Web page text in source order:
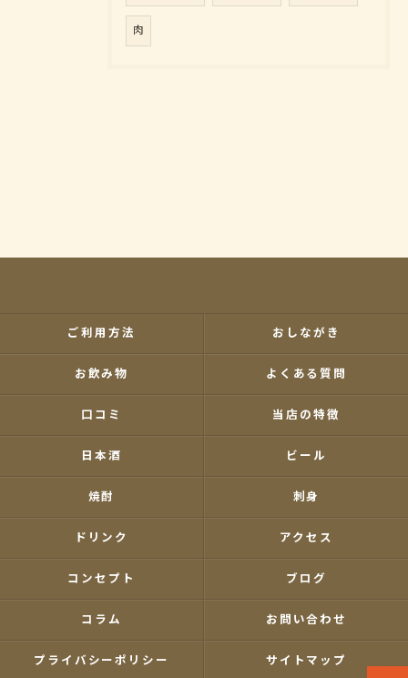
肉
ご利用方法 おしながき
お飲み物 よくある質問
口コミ 当店の特徴
日本酒 ビール
焼酎 刺身
ドリンク アクセス
コンセプト ブログ
コラム お問い合わせ
プライバシーポリシー サイトマップ